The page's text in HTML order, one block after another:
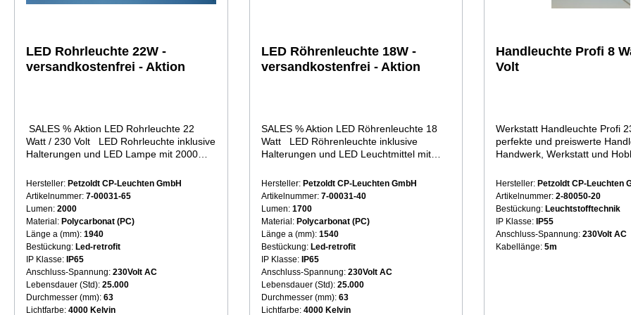
KonturensteckerEnergieeffizienzklasse: B
Merkmale der Motorhaubenleuchte in
LED: Art.Nr. LeistungWatt
230V AC 5 H05 RNF-2x1mm² KO IP45
2600 1360 50 1120 67
LED Rohrleuchte 22W -
versandkostenfrei - Aktion
SALES % Aktion LED Rohrleuchte 22
Watt / 230 Volt LED Rohrleuchte inklusive
Halterungen und LED Lampe mit 2000
-> Auspacken -> Anschließen ->
LEUCHTET Robust, hell und langlebig ist
diese Rohrleuchte (Länge 1940mm), mit
LED-Leuchtmittel und Halterungen
einsatzfertig bestückt. Die robuste
Rohrleuchte ist für Feuchträume,
Aussenfassaden kommt mit einer
verständlichen Beschreibung und
Bohrschablone für die schnelle Montage.
In fünf einfachen Schritten und 15 Minuten
Zeit zu hellem Licht für viele Jahre: 1.
Hersteller: Petzoldt CP-Leuchten GmbH
Artikelnummer: 7-00031-65
Lumen: 2000
Material: Polycarbonat (PC)
Länge a (mm): 1940
Bestückung: Led-retrofit
IP Klasse: IP65
Anschluss-Spannung: 230Volt AC
Lebensdauer (Std): 25.000
Durchmesser (mm): 63
Lichtfarbe: 4000 Kelvin
LED Röhrenleuchte 18W -
versandkostenfrei - Aktion
SALES % Aktion LED Röhrenleuchte 18
Watt LED Röhrenleuchte inklusive
Halterungen und LED Leuchtmittel mit
LED Rohrleuchte wird Montagefertig (mit
Halterungen) geliefert und ist z. B. für
Feuchträume, Außenfassaden. In fünf
einfachen Schritten und 15 Minuten Zeit
zu hellem Licht für viele Jahre: 1.
Einseitige Betriebsanleitung lesen2. Vier
Löcher bohren, die Bohrschablone hilft3.
Halterungen festschrauben4. Leuchte
einsetzen5. Kabelanschluss vornehmen
Passt in Bauräume von 1,6 Meter Länge.
Legen sie folgendes Werkzeug bereit:
Hersteller: Petzoldt CP-Leuchten GmbH
Artikelnummer: 7-00031-40
Lumen: 1700
Material: Polycarbonat (PC)
Länge a (mm): 1540
Bestückung: Led-retrofit
IP Klasse: IP65
Anschluss-Spannung: 230Volt AC
Lebensdauer (Std): 25.000
Durchmesser (mm): 63
Lichtfarbe: 4000 Kelvin
Handleuchte Profi 8
Volt
Werkstatt Handleuchte Profi
perfekte und preiswerte
Handwerk, Werkstatt und Hobby!
zeichnet sich durch das
dennoch sehr stabile Gehäuse
Kopf der Handleuchte befindet
Drehbarer Haken um die
hängend zu befestigen Die
Handleuchte hat ein 5 Meter
Hersteller: Petzoldt CP-Leuchten
Artikelnummer: 2-80050-20
Bestückung: Leuchtstofftechnik
IP Klasse: IP55
Anschluss-Spannung: 230Volt AC
Kabellänge: 5m